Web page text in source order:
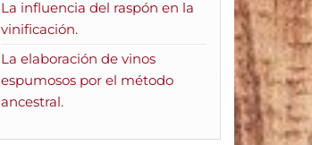
La influencia del raspón en la
vinificación.
La elaboración de vinos
espumosos por el método
ancestral.